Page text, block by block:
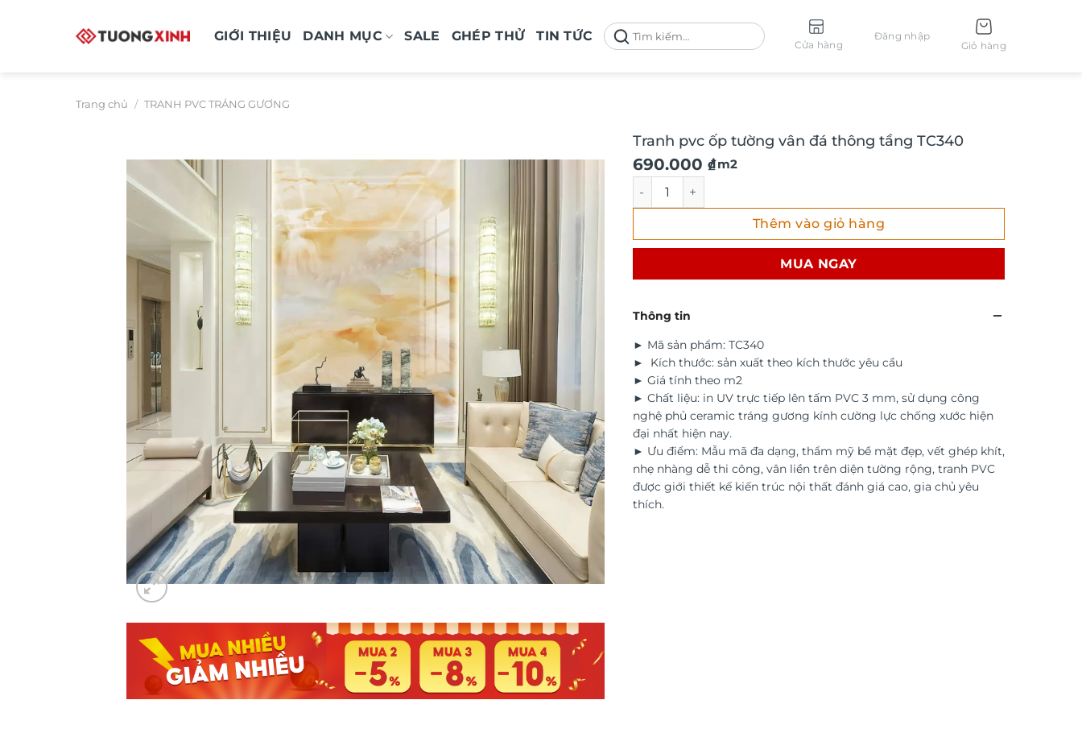
GIỚI THIỆU DANH MỤC SALE GHÉP THỬ TIN TỨC
Tìm
kiếm:
Cửa hàng
Đăng nhập
Giỏ hàng
Trang chủ / TRANH PVC TRÁNG GƯƠNG
Tranh pvc ốp tường vân đá thông tầng TC340
690.000 ₫
/ m2
Tranh pvc ốp tường vân đá thông tầng TC340 số lượng
Thêm vào giỏ hàng
MUA NGAY
Thông tin
► Mã sản phẩm: TC340
► Kích thước: sản xuất theo kích thước yêu cầu
► Giá tính theo m2
► Chất liệu: in UV trực tiếp lên tấm PVC 3 mm, sử dụng công
nghệ phủ ceramic tráng gương kính cường lực chống xước hiện
đại nhất hiện nay.
► Ưu điểm: Mẫu mã đa dạng, thẩm mỹ bề mặt đẹp, vết ghép khít,
nhẹ nhàng dễ thi công, vân liền trên diện tường rộng, tranh PVC
được giới thiết kế kiến trúc nội thất đánh giá cao, gia chủ yêu
thích.